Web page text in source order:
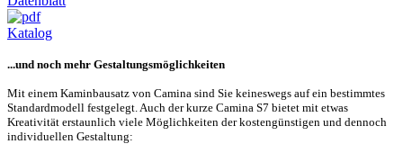
Katalog
...und noch mehr Gestaltungsmöglichkeiten
Mit einem Kaminbausatz von Camina sind Sie keineswegs auf ein bestimmtes
Standardmodell festgelegt. Auch der kurze Camina S7 bietet mit etwas
Kreativität erstaunlich viele Möglichkeiten der kostengünstigen und dennoch
individuellen Gestaltung: